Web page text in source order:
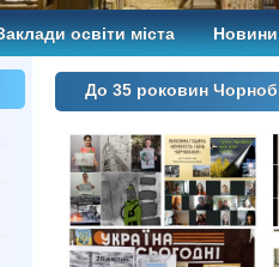
освіти міста Новини
До 35 роковин